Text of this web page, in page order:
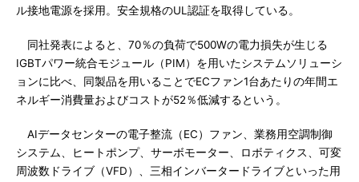
ル接地電源を採用。安全規格のUL認証を取得している。
同社発表によると、70％の負荷で500Wの電力損失が生じる
IGBTパワー統合モジュール（PIM）を用いたシステムソリューシ
ョンに比べ、同製品を用いることでECファン1台あたりの年間エ
ネルギー消費量およびコストが52％低減するという。
AIデータセンターの電子整流（EC）ファン、業務用空調制御
システム、ヒートポンプ、サーボモーター、ロボティクス、可変
周波数ドライブ（VFD）、三相インバータードライブといった用